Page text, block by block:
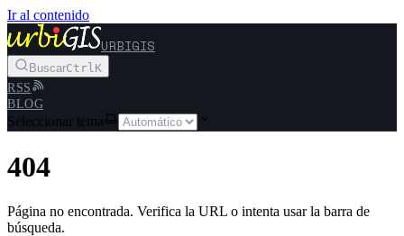
Ir al contenido
URBIGIS
BuscarCtrlK
RSS
BLOG
Seleccionar tema
404
Página no encontrada. Verifica la URL o intenta usar la barra de
búsqueda.